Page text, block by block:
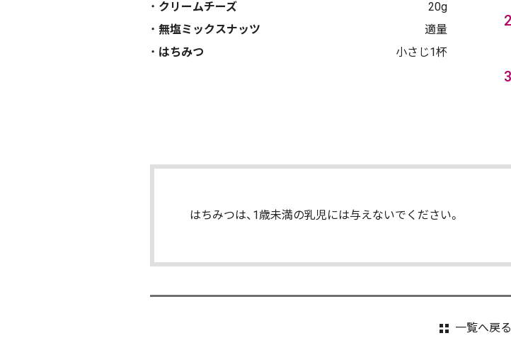
クリームチーズ
20g
無塩ミックスナッツ
適量
はちみつ
小さじ1杯
はちみつは、1歳未満の乳児には与えないでください。
一覧へ戻る